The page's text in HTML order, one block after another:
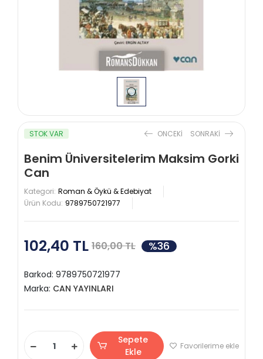
STOK VAR ONCEKI SONRAKI
Benim Üniversitelerim Maksim Gorki
Can
Kategori: Roman & Öykü & Edebiyat
Ürün Kodu: 9789750721977
102,40 TL 160,00 TL %36
Barkod: 9789750721977
Marka: CAN YAYINLARI
Sepete
Ekle
Favorilerime ekle